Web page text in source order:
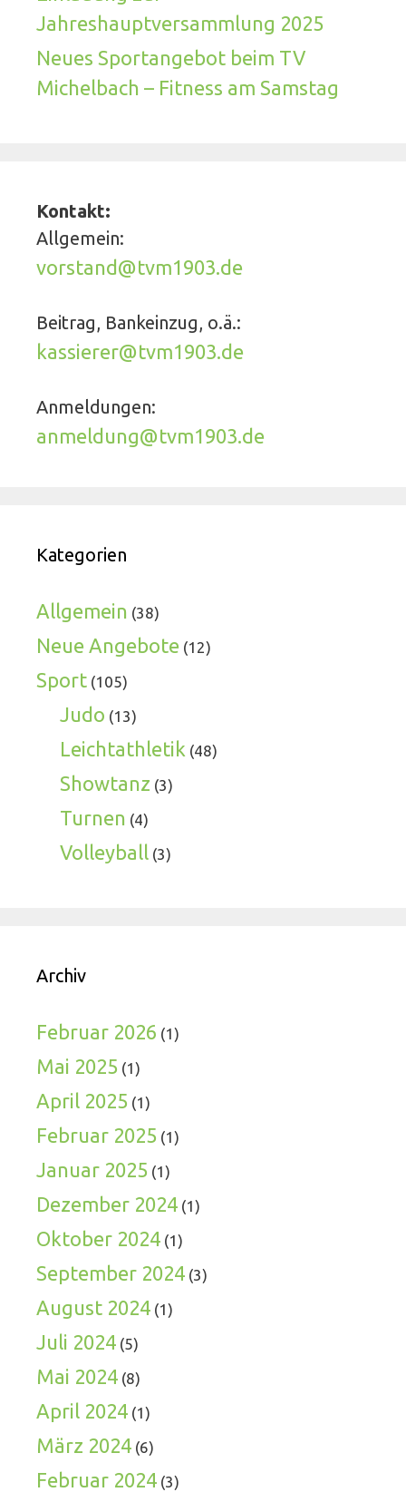
Jahreshauptversammlung 2025
Neues Sportangebot beim TV
Michelbach – Fitness am Samstag
Kontakt:
Allgemein:
vorstand@tvm1903.de
Beitrag, Bankeinzug, o.ä.:
kassierer@tvm1903.de
Anmeldungen:
anmeldung@tvm1903.de
Kategorien
Allgemein (38)
Neue Angebote (12)
Sport (105)
Judo (13)
Leichtathletik (48)
Showtanz (3)
Turnen (4)
Volleyball (3)
Archiv
Februar 2026 (1)
Mai 2025 (1)
April 2025 (1)
Februar 2025 (1)
Januar 2025 (1)
Dezember 2024 (1)
Oktober 2024 (1)
September 2024 (3)
August 2024 (1)
Juli 2024 (5)
Mai 2024 (8)
April 2024 (1)
März 2024 (6)
Februar 2024 (3)